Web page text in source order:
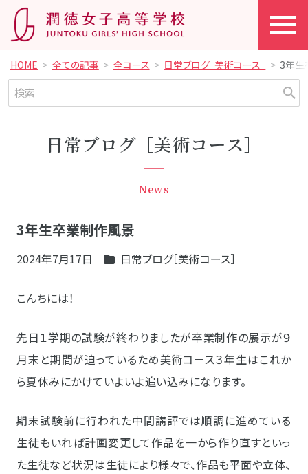
HOME 全ての記事 全コース 日常ブログ［美術コース］ 3年生
日常ブログ［美術コース］
News
3年生卒業制作風景
2024年7月17日 日常ブログ［美術コース］
こんちには！
先日１学期の試験が終わりましたが卒業制作の展示が９
月末と期間が迫っているため美術コース３年生はこれか
ら夏休みにかけていよいよ追い込みになります。
期末試験前に行われた中間講評では順調に進めている
生徒もいれば計画変更して作品を一から作り直すといっ
た生徒など状況は生徒により様々で、作品も平面や立体、